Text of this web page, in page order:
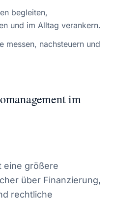
begleiten,
und im Alltag verankern.
messen, nachsteuern und
im
eine größere
über Finanzierung,
rechtliche